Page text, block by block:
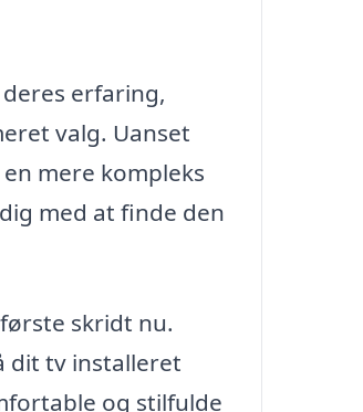
erfaring,
valg. Uanset
mere kompleks
med at finde den
skridt nu.
dit tv installeret
og stilfulde